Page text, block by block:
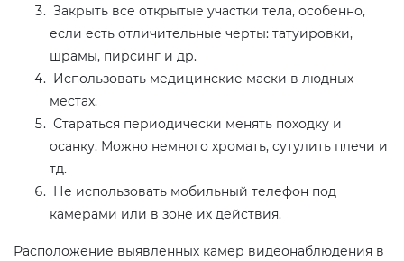
Закрыть все открытые участки тела, особенно,
если есть отличительные черты: татуировки,
шрамы, пирсинг и др.
Использовать медицинские маски в людных
местах.
Стараться периодически менять походку и
осанку. Можно немного хромать, сутулить плечи и
тд.
Не использовать мобильный телефон под
камерами или в зоне их действия.
Расположение выявленных камер видеонаблюдения в